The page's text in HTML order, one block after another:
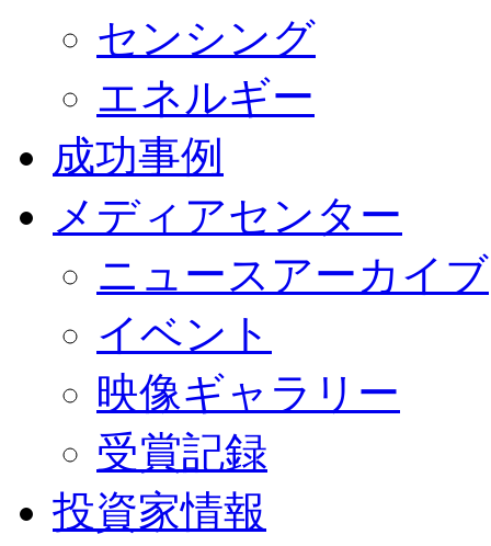
センシング
エネルギー
成功事例
メディアセンター
ニュースアーカイブ
イベント
映像ギャラリー
受賞記録
投資家情報